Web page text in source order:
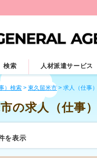
検索 人材派遣サービス
）検索 > 東久留米市> 求人（仕事
の求人（仕事
を表示